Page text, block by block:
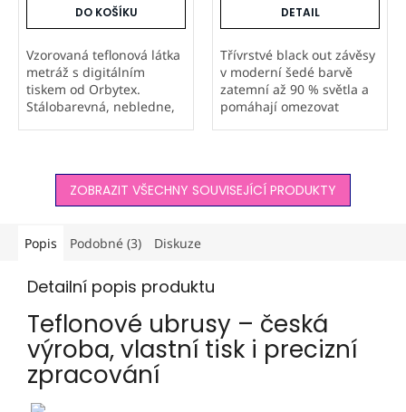
DO KOŠÍKU
Vzorovaná teflonová látka
metráž s digitálním
tiskem od Orbytex.
Stálobarevná, nebledne,
firemních log. Ideální na
ubrusy,...
DETAIL
Třívrstvé black out závěsy
v moderní šedé barvě
zatemní až 90 % světla a
pomáhají omezovat
hotelů. Česká výroba
Orbytex a...
ZOBRAZIT VŠECHNY SOUVISEJÍCÍ PRODUKTY
Popis Podobné (3) Diskuze
Detailní popis produktu
Teflonové ubrusy – česká
výroba, vlastní tisk i precizní
zpracování